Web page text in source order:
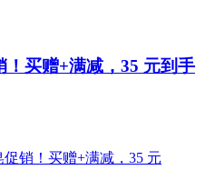
买赠+满减，35 元到手